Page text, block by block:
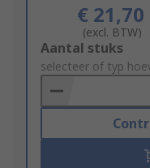
€ 21,70
(excl. BTW)
Add
to
Basket
Aantal stuks
selecteer of typ